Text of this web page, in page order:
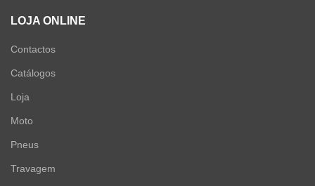
LOJA ONLINE
Contactos
Catálogos
Loja
Moto
Pneus
Travagem